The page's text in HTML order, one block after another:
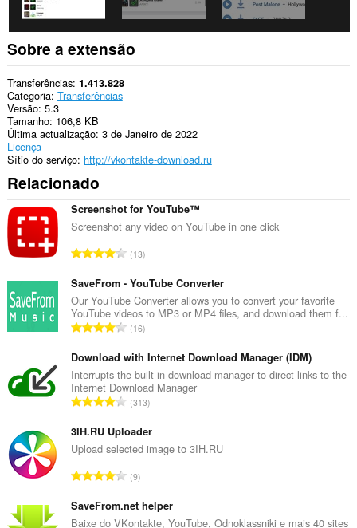
Sobre a extensão
Transferências 1.413.828
Categoria Transferências
Versão 5.3
Tamanho 106,8 KB
Última actualização 3 de Janeiro de 2022
Licença
Sítio do serviço http://vkontakte-download.ru
Relacionado
Screenshot for YouTube™
Screenshot any video on YouTube in one click
N
m
e
r
o
o
t
a
d
e
v
l
i
13
SaveFrom - YouTube Converter
Our YouTube Converter allows you to convert your favorite
YouTube videos to MP3 or MP4 files, and download them f...
N
m
e
r
o
o
t
a
d
e
16
Download with Internet Download Manager (IDM)
Interrupts the built-in download manager to direct links to the
Internet Download Manager
N
m
e
o
o
313
3IH.RU Uploader
Upload selected image to 3IH.RU
N
m
e
9
SaveFrom.net helper
Baixe do VKontakte, YouTube, Odnoklassniki e mais 40 sites